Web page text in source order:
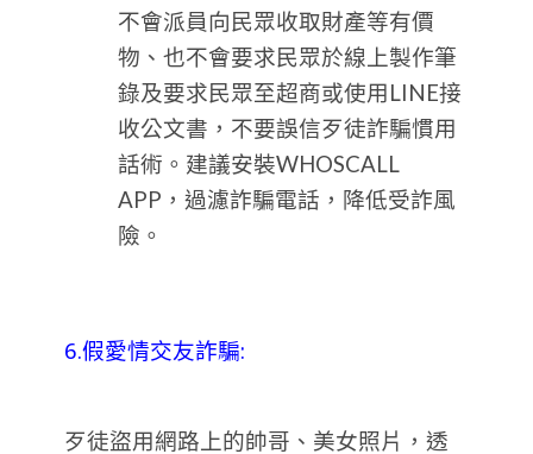
不會派員向民眾收取財產等有價
物、也不會要求民眾於線上製作筆
錄及要求民眾至超商或使用LINE接
收公文書，不要誤信歹徒詐騙慣用
話術。建議安裝WHOSCALL
APP，過濾詐騙電話，降低受詐風
險。
6.假愛情交友詐騙:
歹徒盜用網路上的帥哥、美女照片，透